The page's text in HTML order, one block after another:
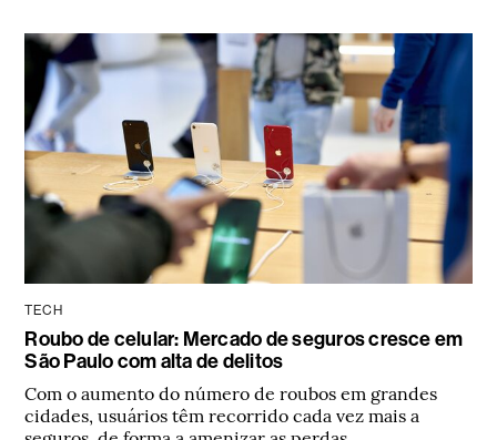
TECH
Roubo de celular: Mercado de seguros cresce em
São Paulo com alta de delitos
Com o aumento do número de roubos em grandes
cidades, usuários têm recorrido cada vez mais a